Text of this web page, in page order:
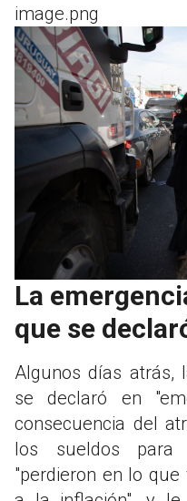
image.png
La
que se
Algunos días atrás,
se declaró en
consecuencia del
los sueldos para
"perdieron en lo